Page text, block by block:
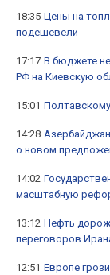
18:35 Цены на
подешевели
17:17 В бюджете
РФ на Киевскую
15:01
14:28 Азербайджан
о новом
14:02
масштабную
13:12 Нефть
переговоров
12:51 Европе